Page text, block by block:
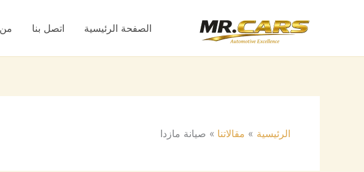
الصفحة الرئيسية اتصل بنا
الرئيسية مقالاتنا صيانة مازدا